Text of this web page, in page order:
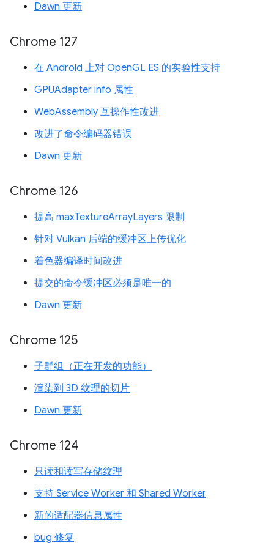
Dawn 更新
Chrome 127
在 Android 上对 OpenGL ES 的实验性支持
GPUAdapter info 属性
WebAssembly 互操作性改进
改进了命令编码器错误
Dawn 更新
Chrome 126
提高 maxTextureArrayLayers 限制
针对 Vulkan 后端的缓冲区上传优化
着色器编译时间改进
提交的命令缓冲区必须是唯一的
Dawn 更新
Chrome 125
子群组（正在开发的功能）
渲染到 3D 纹理的切片
Dawn 更新
Chrome 124
只读和读写存储纹理
支持 Service Worker 和 Shared Worker
新的适配器信息属性
bug 修复